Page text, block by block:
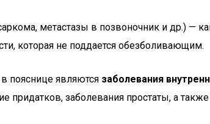
метастазы в позвоночник и др.)
которая не поддается обезболивающим.
пояснице являются заболевания
придатков, заболевания простаты, а